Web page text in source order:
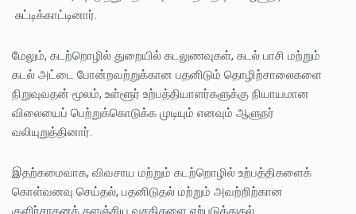
சுட்டிக்காட்டினார்.
மேலும், கடற்றொழில் துறையில் கடலுணவுகள், கடல் பாசி மற்றும்
கடல் அட்டை போன்றவற்றுக்கான பதனிடும் தொழிற்சாலைகளை
நிறுவுவதன் மூலம், உள்ளூர் உற்பத்தியாளர்களுக்கு நியாயமான
விலையைப் பெற்றுக்கொடுக்க முடியும் எனவும் ஆளுநர்
வலியுறுத்தினார்.
இதற்கமைவாக, விவசாய மற்றும் கடற்றொழில் உற்பத்திகளைக்
கொள்வனவு செய்தல், பதனிடுதல் மற்றும் அவற்றிற்கான